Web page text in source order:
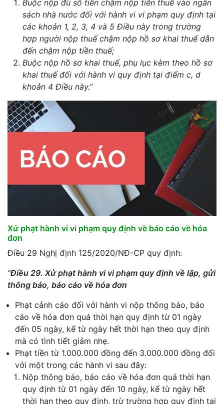
Buộc nộp đủ số tiền chậm nộp tiền thuế vào ngân
sách nhà nước đối với hành vi vi phạm quy định tại
các khoản 1, 2, 3, 4 và 5 Điều này trong trường
hợp người nộp thuế chậm nộp hồ sơ khai thuế dẫn
đến chậm nộp tiền thuế;
Buộc nộp hồ sơ khai thuế, phụ lục kèm theo hồ sơ
khai thuế đối với hành vi quy định tại điểm c, d
khoản 4 Điều này.”
Xử phạt hành vi vi phạm quy định về báo cáo về hóa
đơn
Điều 29 Nghị định 125/2020/NĐ-CP quy định:
“Điều 29. Xử phạt hành vi vi phạm quy định về lập, gửi
thông báo, báo cáo về hóa đơn
Phạt cảnh cáo đối với hành vi nộp thông báo, báo
cáo về hóa đơn quá thời hạn quy định từ 01 ngày
đến 05 ngày, kể từ ngày hết thời hạn theo quy định
mà có tình tiết giảm nhẹ.
Phạt tiền từ 1.000.000 đồng đến 3.000.000 đồng đối
với một trong các hành vi sau đây:
Nộp thông báo, báo cáo về hóa đơn quá thời hạn
quy định từ 01 ngày đến 10 ngày, kể từ ngày hết
thời hạn theo quy định, trừ trường hợp quy định tại